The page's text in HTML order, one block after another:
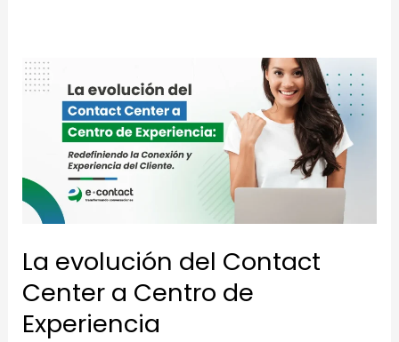
La evolución del Contact
Center a Centro de
Experiencia
La
evolución
Contact
Center
a
Centro
de
Experiencia